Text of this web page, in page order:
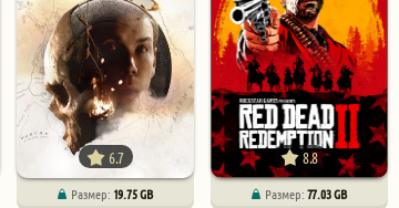
6.7
Размер: 19.75 GB
8.8
Размер:77.03 GB